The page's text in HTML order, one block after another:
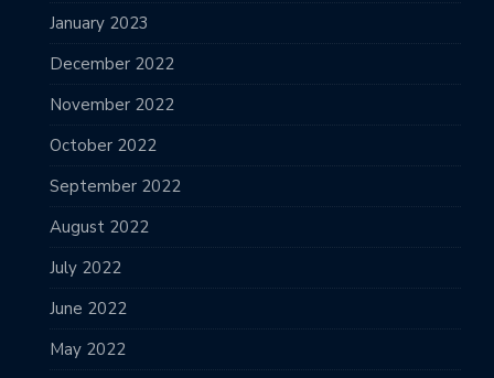
January 2023
December 2022
November 2022
October 2022
September 2022
August 2022
July 2022
June 2022
May 2022